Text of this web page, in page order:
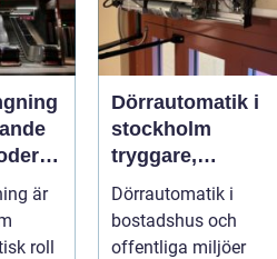
är
roll
Dörrautomatik i
stockholm
tryggare,
smidigare och
mer tillgängliga
entréer
Dörrautomatik i
bostadshus och
offentliga miljöer